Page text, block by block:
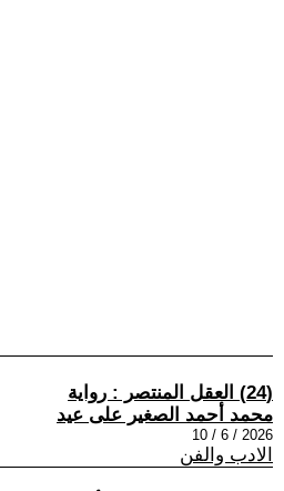
(24) العقل المنتصر : رواية
محمد أحمد الصغير على عيد
2026 / 6 / 10
الادب والفن